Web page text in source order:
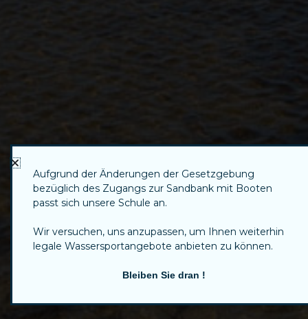
Aufgrund der Änderungen der Gesetzgebung
bezüglich des Zugangs zur Sandbank mit Booten
passt sich unsere Schule an.
Wir versuchen, uns anzupassen, um Ihnen weiterhin
legale Wassersportangebote anbieten zu können.
Bleiben Sie dran !